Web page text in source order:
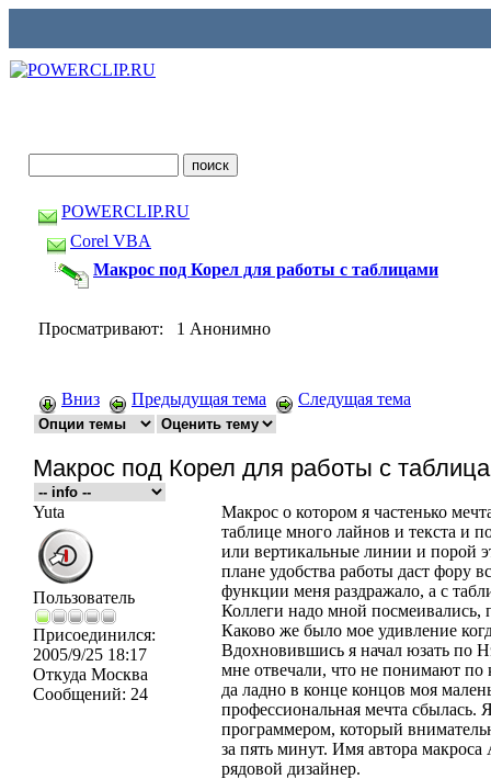
POWERCLIP.RU
Corel VBA
Макрос под Корел для работы с таблицами
Просматривают: 1 Анонимно
Вниз Предыдущая тема Следущая тема
Макрос под Корел для работы с
Yuta
Пользователь
Присоединился:
2005/9/25 18:17
Откуда Москва
Сообщений: 24
Макрос о котором я частенько
таблице много лайнов и текста и
или вертикальные линии и порой
плане удобства работы даст фору
функции меня раздражало, а с
Коллеги надо мной посмеивались,
Каково же было мое удивление
Вдохновившись я начал юзать по
мне отвечали, что не понимают
да ладно в конце концов моя
профессиональная мечта
программером, который
за пять минут. Имя автора
рядовой дизайнер.